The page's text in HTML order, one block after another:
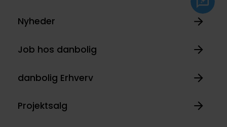
Nyheder
Job hos danbolig
danbolig Erhverv
Projektsalg